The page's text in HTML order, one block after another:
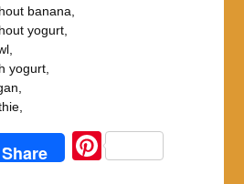
banana,
yogurt,
yogurt,
Share
Pi